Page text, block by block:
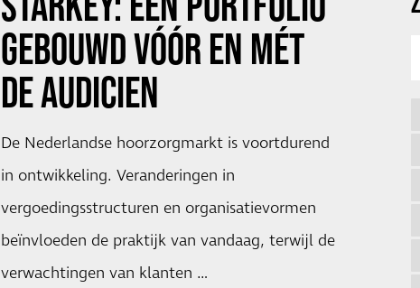
GEBOUWD VÓÓR EN MÉT
DE AUDICIEN
De Nederlandse hoorzorgmarkt is voortdurend
in ontwikkeling. Veranderingen in
vergoedingsstructuren en organisatievormen
beïnvloeden de praktijk van vandaag, terwijl de
verwachtingen van klanten …